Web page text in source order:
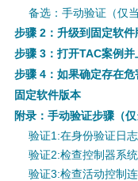
备选：手动验证（仅
步骤 2：升级到固定软件
步骤 3：打开TAC案例
步骤 4：如果确定存在
固定软件版本
附录：手动验证步骤（
验证1:在身份验证日
验证2:检查控制器系
验证3:检查活动控制